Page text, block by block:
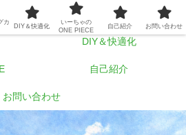
旅行・車中泊
DIY＆快適化
自己紹介
お問い合わせ
カ
DIY＆快適化
いーちゃの
ONE PIECE
自己紹介 お問い合わせ